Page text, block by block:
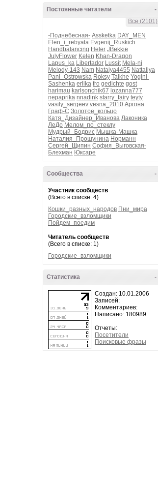
-
Постоянные читатели
Все (2101)
-Поднебесная- Assketka DAY_MEN
Elen_i_rebyata Evgenij_Ruskich
Handbalancing Heler JBekkie
JulyFlower Kelen Khan-Dragon
Lapus_ka Libertador Lussit Mela-ni
Melody-143 Nam Natalya4455 Nattaliya
Pani_Ostrowska Roksy Taikhe Yogini-
Sashenka erlika fro gedichte gost
harimau karlsonchik67 lozanna777
nepaprika nnadink starry_fairy teyty
vasily_sergeev vesna_2010 Аргона
Граф-С Золотое_кольцо
Катя_Дизайнер_Иванова Лаконика
ЛеДо Мелом_по_стеклу
Мудрый_Бодрис Мышка-Машка
Наталия_Прошунина Норманн
Сергей_Щипин София_Выговская-
Блехман Юксаре
-
Сообщества
Участник сообществ
(Всего в списке: 4)
Кошки_разных_народов Пни_мира
Городские_взломщики
Пойдем_поедим
Читатель сообществ
(Всего в списке: 1)
Городские_взломщики
-
Статистика
Создан: 10.01.2006
Записей:
Комментариев:
Написано: 180989
Отчеты:
Посетители
Поисковые фразы